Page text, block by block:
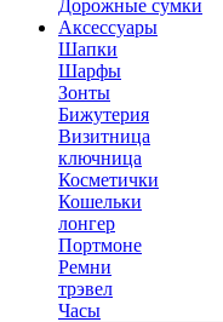
Дорожные сумки
Аксессуары
Шапки
Шарфы
Зонты
Бижутерия
Визитница
ключница
Косметички
Кошельки
лонгер
Портмоне
Ремни
трэвел
Часы